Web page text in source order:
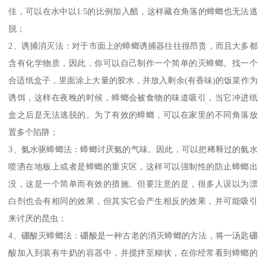
佳，可以在水中以1:5的比例加入醋，这样藏在角落的蟑螂也无法逃
脱；
2、诱捕消灭法：对于市面上的蟑螂诱捕器往往很昂贵，而且大多都
含有化学物质，因此，你可以自己制作一个简单的灭蟑螂。找一个
合适纸盒子，里面涂上大量的胶水，并放入剩余(有香味)的饭菜作为
诱饵，这样在夜晚的时候，蟑螂会被食物的味道吸引，当它冲进纸
盒之后是无法逃脱的。为了有效的蟑螂，可以在家里的不同角落放
置多个陷阱；
3、氨水驱蟑螂法：蟑螂讨厌氨的气味。因此，可以把稀释过的氨水
喷洒在地板上或者是蟑螂的重灾区，这样可以强制性的防止蟑螂出
没，这是一个简单而有效的措施。但要注意的是，很多人误以为漂
白剂也会有相同的效果，但其实它会产生相反的效果，并可能吸引
来讨厌的昆虫；
4、硼酸灭蟑螂法：硼酸是一种古老的消灭蟑螂的方法，将一汤匙硼
酸加入到装有牛奶的容器中，并搅拌至糊状，在你经常看到蟑螂的